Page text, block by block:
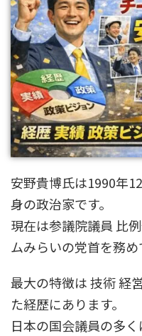
安野貴博氏は1990年
身の政治家です。
現在は参議院議員 比
ムみらいの党首を務め
最大の特徴は 技術 経
た経歴にあります。
日本の国会議員の多